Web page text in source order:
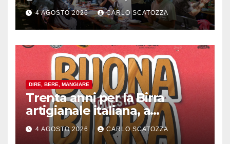
rivoluzione sostenibile del
cibo
4 AGOSTO 2026 CARLO SCATOZZA
DIRE, BERE, MANGIARE
Trenta anni per la Birra
artigianale italiana, a
Pomigliano d’arco evento
celebrativo con birra speciale
4 AGOSTO 2026 CARLO SCATOZZA